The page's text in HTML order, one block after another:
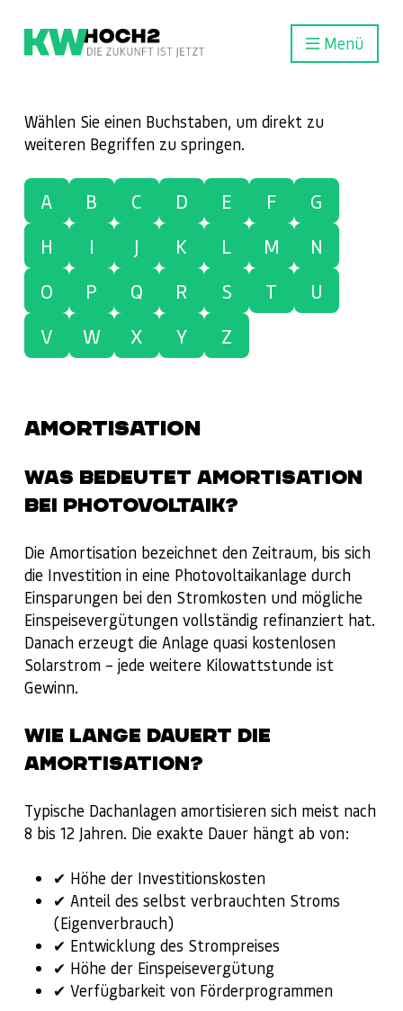
Menü
Wählen Sie einen Buchstaben, um direkt zu
weiteren Begriffen zu springen.
A B C D E F
G
H
I J K L M
N
O
P Q R S T
U
V
W X Y Z
AMORTISATION
WAS BEDEUTET AMORTISATION
BEI PHOTOVOLTAIK?
Die Amortisation bezeichnet den Zeitraum, bis sich
die Investition in eine Photovoltaikanlage durch
Einsparungen bei den Stromkosten und mögliche
Einspeisevergütungen vollständig refinanziert hat.
Danach erzeugt die Anlage quasi kostenlosen
Solarstrom – jede weitere Kilowattstunde ist
Gewinn.
WIE LANGE DAUERT DIE
AMORTISATION?
Typische Dachanlagen amortisieren sich meist nach
8 bis 12 Jahren. Die exakte Dauer hängt ab von:
✔ Höhe der Investitionskosten
✔ Anteil des selbst verbrauchten Stroms
(Eigenverbrauch)
✔ Entwicklung des Strompreises
✔ Höhe der Einspeisevergütung
✔ Verfügbarkeit von Förderprogrammen